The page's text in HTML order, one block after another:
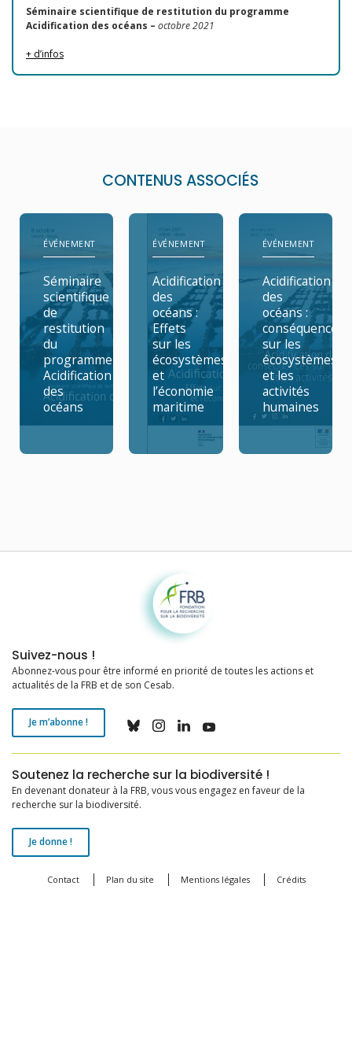
Séminaire scientifique de restitution du programme
Acidification des océans – octobre 2021
+ d’infos
CONTENUS ASSOCIÉS
ÉVÉNEMENT
Séminaire
scientifique
de
restitution
du
programme
Acidification
des
océans
ÉVÉNEMENT
Acidification
des
océans :
Effets
sur les
écosystèmes
et
l’économie
maritime
ÉVÉNEMENT
Acidification
des
océans :
conséquences
sur les
écosystèmes
et les
activités
humaines
Fondation pour la recherche sur la biodiversité
Suivez-nous !
Abonnez-vous pour être informé en priorité de toutes les actions et
actualités de la FRB et de son Cesab.
Je m’abonne !
Soutenez la recherche sur la biodiversité !
En devenant donateur à la FRB, vous vous engagez en faveur de la
recherche sur la biodiversité.
Je donne !
Contact Plan du site Mentions légales Crédits